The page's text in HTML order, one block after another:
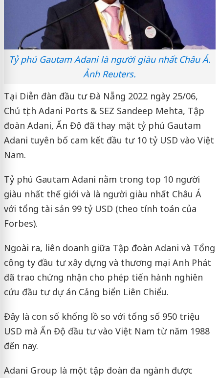
Tỷ phú Gautam Adani là người giàu nhất Châu Á.
Ảnh Reuters.
Tại Diễn đàn đầu tư Đà Nẵng 2022 ngày 25/06,
Chủ tịch Adani Ports & SEZ Sandeep Mehta, Tập
đoàn Adani, Ấn Độ đã thay mặt tỷ phú Gautam
Adani tuyên bố cam kết đầu tư 10 tỷ USD vào Việt
Nam.
Tỷ phú Gautam Adani nằm trong top 10 người
giàu nhất thế giới và là người giàu nhất Châu Á
với tổng tài sản 99 tỷ USD (theo tính toán của
Forbes).
Ngoài ra, liên doanh giữa Tập đoàn Adani và Tổng
công ty đầu tư xây dựng và thương mại Anh Phát
đã trao chứng nhận cho phép tiến hành nghiên
cứu đầu tư dự án Cảng biển Liên Chiểu.
Đây là con số khổng lồ so với tổng số 950 triệu
USD mà Ấn Độ đầu tư vào Việt Nam từ năm 1988
đến nay.
Adani Group là một tập đoàn đa ngành được